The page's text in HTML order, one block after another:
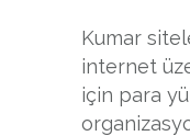
Kumar
internet
için para